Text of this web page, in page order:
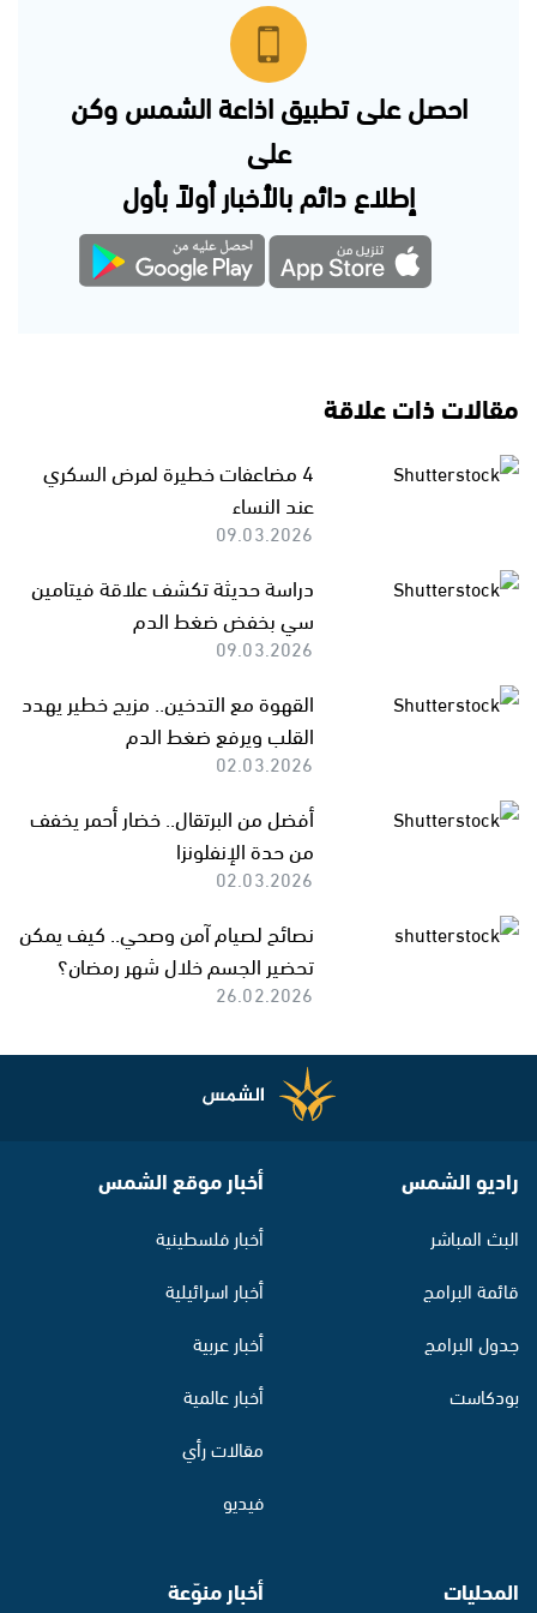
احصل على تطبيق اذاعة الشمس وكن
على
إطلاع دائم بالأخبار أولاً بأول
مقالات ذات علاقة
4 مضاعفات خطيرة لمرض السكري
عند النساء
09.03.2026
دراسة حديثة تكشف علاقة فيتامين
سي بخفض ضغط الدم
09.03.2026
القهوة مع التدخين.. مزيج خطير يهدد
القلب ويرفع ضغط الدم
02.03.2026
أفضل من البرتقال.. خضار أحمر يخفف
من حدة الإنفلونزا
02.03.2026
نصائح لصيام آمن وصحي.. كيف يمكن
تحضير الجسم خلال شهر رمضان؟
26.02.2026
راديو الشمس
البث المباشر
قائمة البرامج
جدول البرامج
بودكاست
أخبار موقع الشمس
أخبار فلسطينية
أخبار اسرائيلية
أخبار عربية
أخبار عالمية
مقالات رأي
فيديو
المحليات أخبار منوّعة